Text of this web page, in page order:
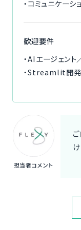
・コミュニケーシ
歓迎要件
・AIエージェン
・Streamlit開
担当者コメント